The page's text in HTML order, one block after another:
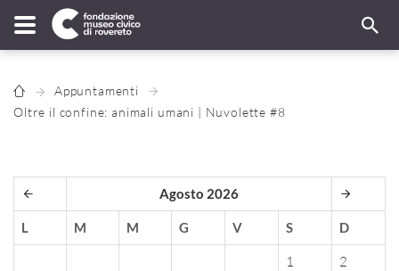
Appuntamenti
Oltre il confine: animali umani | Nuvolette #8
Agosto 2026
L M M G V S D
1
2